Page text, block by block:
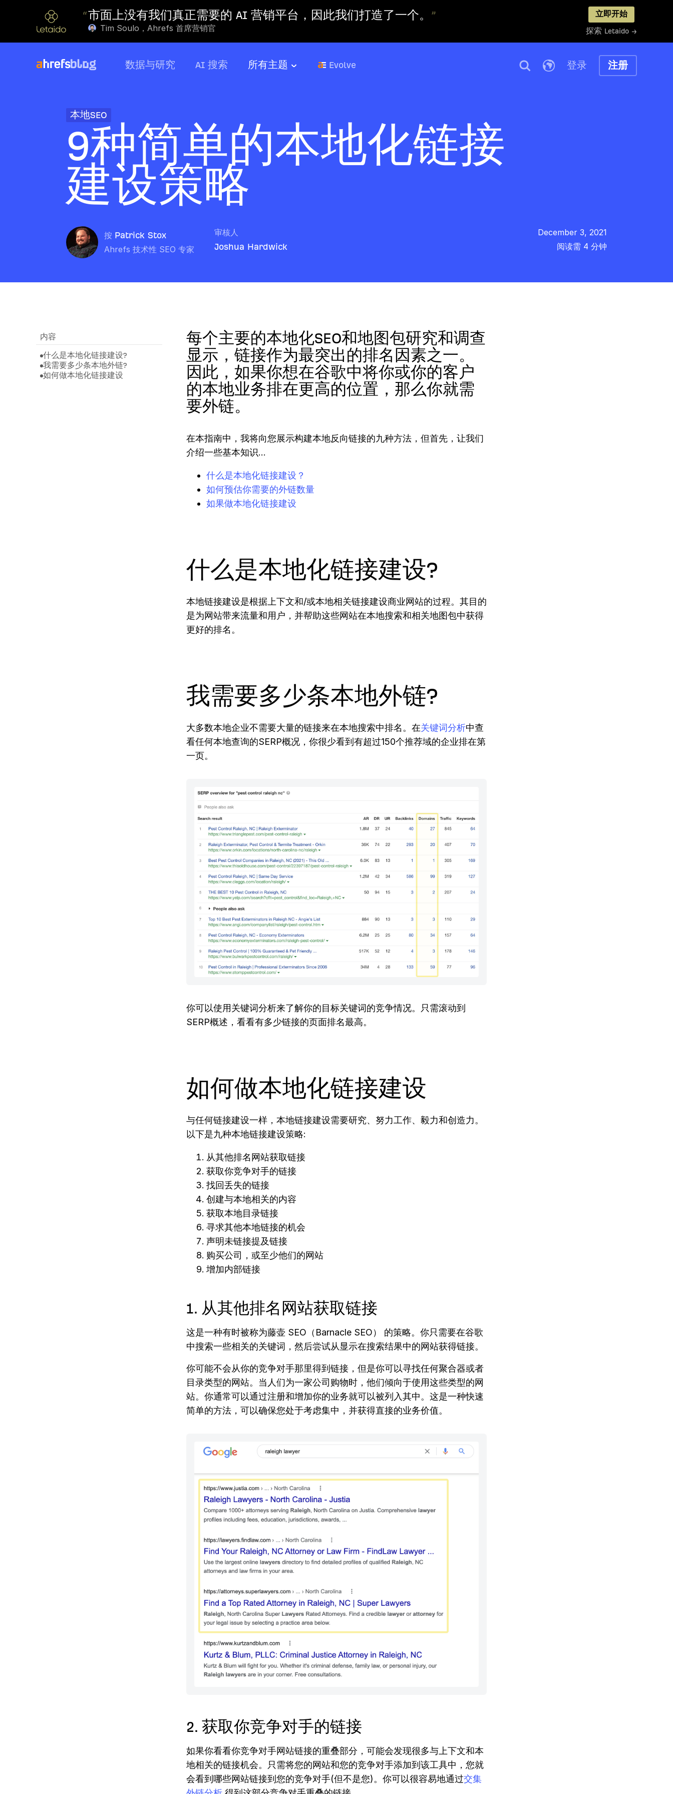
“市面上没有我们真正需要的 AI 营销平台，因此我们打造了一个。 ”
Tim Soulo，Ahrefs 首席营销官
立即开始
探索 Letaido →
数据与研究 AI 搜索 所有主题 Evolve 登录 注册
本地SEO
9种简单的本地化链接
建设策略
按 Patrick Stox
Ahrefs 技术性 SEO 专家
审核人
Joshua Hardwick
December 3, 2021
阅读需 4 分钟
内容
什么是本地化链接建设?
我需要多少条本地外链?
如何做本地化链接建设
每个主要的本地化SEO和地图包研究和调查
显示，链接作为最突出的排名因素之一。
因此，如果你想在谷歌中将你或你的客户
的本地业务排在更高的位置，那么你就需
要外链。
​​在本指南中，我将向您展示构建本地反向链接的九种方法，但首先，让我们
介绍一些基本知识...
什么是本地化链接建设？
如何预估你需要的外链数量
如果做本地化链接建设
什么是本地化链接建设?
本地链接建设是根据上下文和/或本地相关链接建设商业网站的过程。其目的
是为网站带来流量和用户，并帮助这些网站在本地搜索和相关地图包中获得
更好的排名。
我需要多少条本地外链?
大多数本地企业不需要大量的链接来在本地搜索中排名。在关键词分析中查
看任何本地查询的SERP概况，你很少看到有超过150个推荐域的企业排在第
一页。
你可以使用关键词分析来了解你的目标关键词的竞争情况。只需滚动到
SERP概述，看看有多少链接的页面排名最高。
如何做本地化链接建设
与任何链接建设一样，本地链接建设需要研究、努力工作、毅力和创造力。
以下是九种本地链接建设策略:
从其他排名网站获取链接
获取你竞争对手的链接
找回丢失的链接
创建与本地相关的内容
获取本地目录链接
寻求其他本地链接的机会
声明未链接提及链接
购买公司，或至少他们的网站
增加内部链接
1. 从其他排名网站获取链接
这是一种有时被称为藤壶 SEO（Barnacle SEO） 的策略。你只需要在谷歌
中搜索一些相关的关键词，然后尝试从显示在搜索结果中的网站获得链接。
你可能不会从你的竞争对手那里得到链接，但是你可以寻找任何聚合器或者
目录类型的网站。当人们为一家公司购物时，他们倾向于使用这些类型的网
站。你通常可以通过注册和增加你的业务就可以被列入其中。这是一种快速
简单的方法，可以确保您处于考虑集中，并获得直接的业务价值。
2. 获取你竞争对手的链接
如果你看看你竞争对手网站链接的重叠部分，可能会发现很多与上下文和本
地相关的链接机会。只需将您的网站和您的竞争对手添加到该工具中，您就
会看到哪些网站链接到您的竞争对手(但不是您)。你可以很容易地通过交集